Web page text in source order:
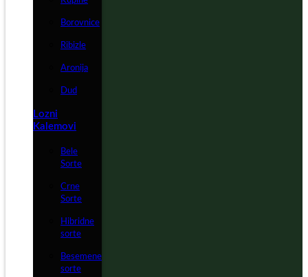
Borovnice
Ribizle
Aronija
Dud
Lozni
Kalemovi
Bele
Sorte
Crne
Sorte
Hibridne
sorte
Besemene
sorte